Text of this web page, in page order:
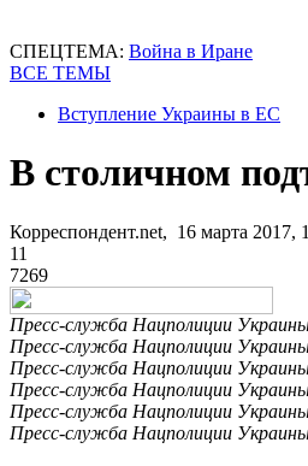
СПЕЦТЕМА: Война в Иране
ВСЕ ТЕМЫ
Вступление Украины в ЕС
В столичном
Корреспондент.net, 16 марта 2017,
11
7269
Пресс-служба Нацполиции
Пресс-служба Нацполиции
Пресс-служба Нацполиции
Пресс-служба Нацполиции
Пресс-служба Нацполиции
Пресс-служба Нацполиции